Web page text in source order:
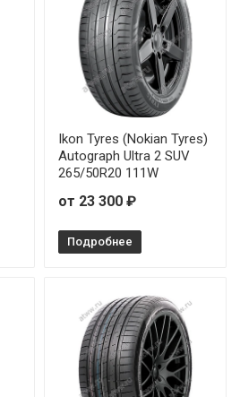
Ikon Tyres (Nokian Tyres)
Autograph Ultra 2 SUV
265/50R20 111W
от 23 300 ₽
Подробнее